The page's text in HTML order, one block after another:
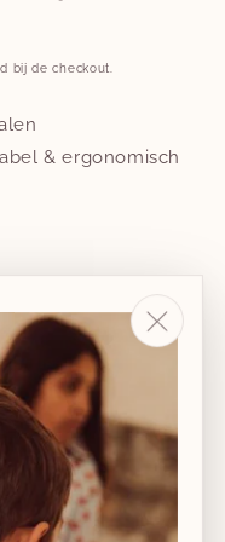
bij de checkout.
& ergonomisch
kleiner dan
27